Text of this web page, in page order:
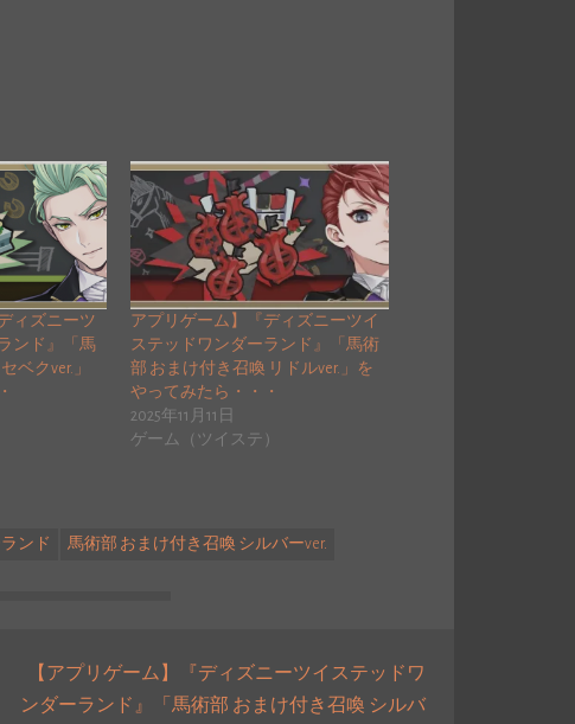
ィズニーツ
ンド』「馬
ベクver.」
アプリゲーム】『ディズニーツイ
ステッドワンダーランド』「馬術
部 おまけ付き召喚 リドルver.」を
やってみたら・・・
2025年11月11日
ゲーム（ツイステ）
ンド 馬術部 おまけ付き召喚 シルバーver.
【アプリゲーム】『ディズニーツイステッドワ
ンダーランド』「馬術部 おまけ付き召喚 シルバ